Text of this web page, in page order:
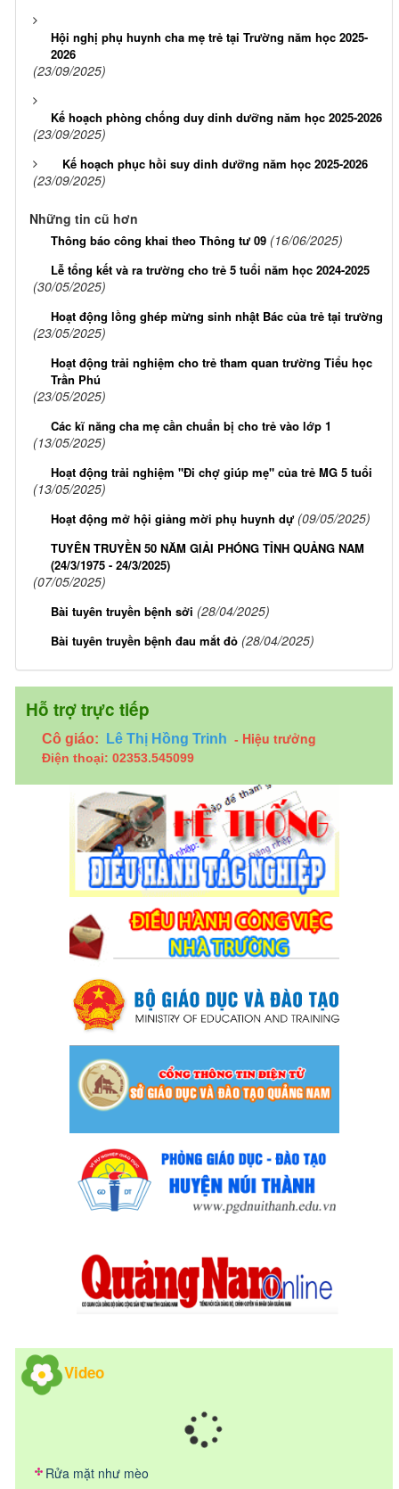
Hội nghị phụ huynh cha mẹ trẻ tại Trường năm học 2025-
2026
(23/09/2025)
Kế hoạch phòng chống duy dinh dưỡng năm học 2025-2026
(23/09/2025)
Kế hoạch phục hồi suy dinh dưỡng năm học 2025-2026
(23/09/2025)
Những tin cũ hơn
Thông báo công khai theo Thông tư 09 (16/06/2025)
Lễ tổng kết và ra trường cho trẻ 5 tuổi năm học 2024-2025
(30/05/2025)
Hoạt động lồng ghép mừng sinh nhật Bác của trẻ tại trường
(23/05/2025)
Hoạt động trải nghiệm cho trẻ tham quan trường Tiểu học
Trần Phú
(23/05/2025)
Các kĩ năng cha mẹ cần chuẩn bị cho trẻ vào lớp 1
(13/05/2025)
Hoạt động trải nghiệm "Đi chợ giúp mẹ" của trẻ MG 5 tuổi
(13/05/2025)
Hoạt động mở hội giảng mời phụ huynh dự (09/05/2025)
TUYÊN TRUYỀN 50 NĂM GIẢI PHÓNG TỈNH QUẢNG NAM
(24/3/1975 - 24/3/2025)
(07/05/2025)
Bài tuyên truyền bệnh sởi (28/04/2025)
Bài tuyên truyền bệnh đau mắt đỏ (28/04/2025)
Hỗ trợ trực tiếp
Cô giáo: Lê Thị Hồng Trinh - Hiệu trưởng
Điện thoại: 02353.545099
Video
Rửa mặt như mèo